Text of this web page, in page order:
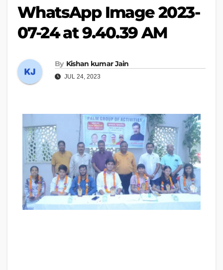
WhatsApp Image 2023-
07-24 at 9.40.39 AM
By Kishan kumar Jain
JUL 24, 2023